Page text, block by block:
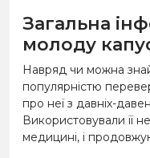
Загальна
молоду
Навряд чи можна
популярністю
про неї з давніх-
Використовували її не
медицині, і